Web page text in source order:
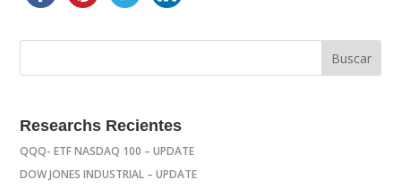
Researchs Recientes
QQQ- ETF NASDAQ 100 – UPDATE
DOW JONES INDUSTRIAL – UPDATE